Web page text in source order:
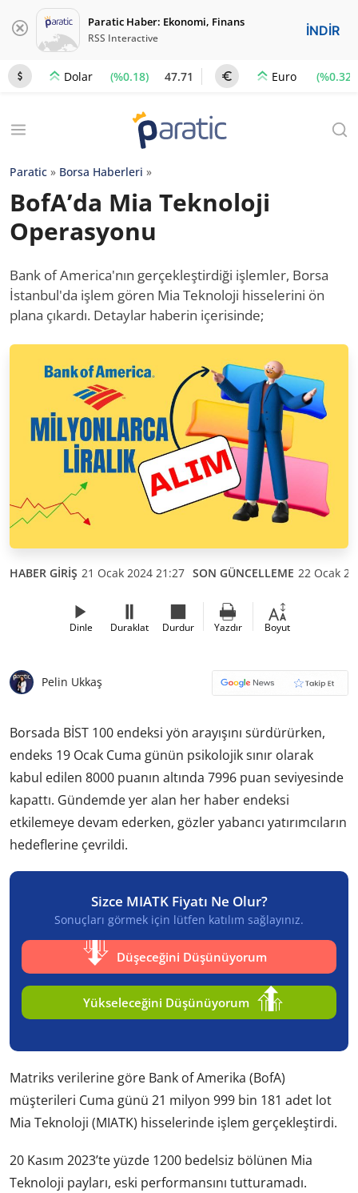
Paratic Haber: Ekonomi, Finans
RSS Interactive İNDİR
Dolar (%0.18) 47.71 Euro (%0.32)
Paratic » Borsa Haberleri »
BofA’da Mia Teknoloji
Operasyonu
Bank of America'nın gerçekleştirdiği işlemler, Borsa
İstanbul'da işlem gören Mia Teknoloji hisselerini ön
plana çıkardı. Detaylar haberin içerisinde;
HABER GİRİŞ 21 Ocak 2024 21:27 SON GÜNCELLEME 22 Ocak
Dinle Duraklat Durdur Yazdır Boyut
Pelin Ukkaş
Borsada BİST 100 endeksi yön arayışını sürdürürken,
endeks 19 Ocak Cuma günün psikolojik sınır olarak
kabul edilen 8000 puanın altında 7996 puan seviyesinde
kapattı. Gündemde yer alan her haber endeksi
etkilemeye devam ederken, gözler yabancı yatırımcıların
hedeflerine çevrildi.
Sizce MIATK Fiyatı Ne Olur?
Sonuçları görmek için lütfen katılım sağlayınız.
Düşeceğini Düşünüyorum
Yükseleceğini Düşünüyorum
Matriks verilerine göre Bank of Amerika (BofA)
müşterileri Cuma günü 21 milyon 999 bin 181 adet lot
Mia Teknoloji (MIATK) hisselerinde işlem gerçekleştirdi.
20 Kasım 2023’te yüzde 1200 bedelsiz bölünen Mia
Teknoloji payları, eski performansını tutturamadı.